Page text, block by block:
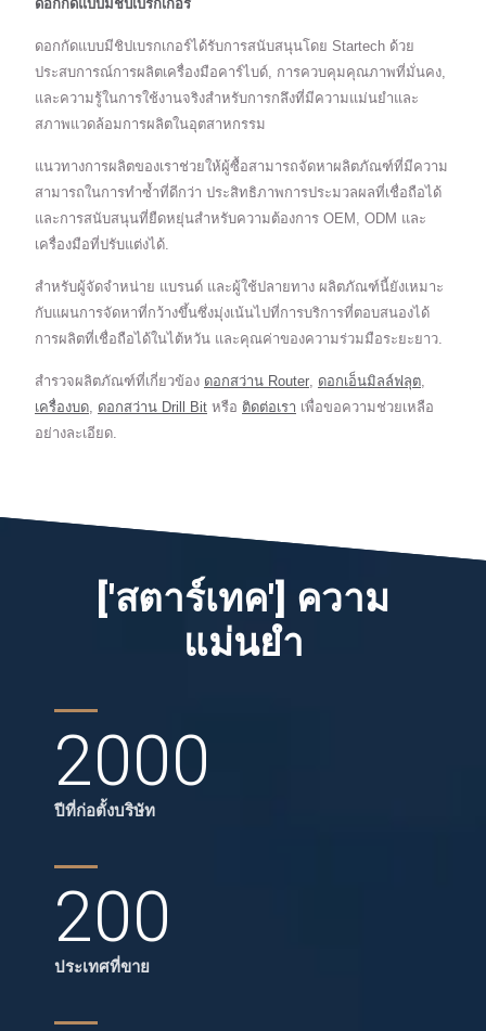
ดอกกัดแบบมีชิปเบรกเกอร์
ดอกกัดแบบมีชิปเบรกเกอร์ได้รับการสนับสนุนโดย Startech ด้วย
ประสบการณ์การผลิตเครื่องมือคาร์ไบด์, การควบคุมคุณภาพที่มั่นคง,
และความรู้ในการใช้งานจริงสำหรับการกลึงที่มีความแม่นยำและ
สภาพแวดล้อมการผลิตในอุตสาหกรรม
แนวทางการผลิตของเราช่วยให้ผู้ซื้อสามารถจัดหาผลิตภัณฑ์ที่มีความ
สามารถในการทำซ้ำที่ดีกว่า ประสิทธิภาพการประมวลผลที่เชื่อถือได้
และการสนับสนุนที่ยืดหยุ่นสำหรับความต้องการ OEM, ODM และ
เครื่องมือที่ปรับแต่งได้.
สำหรับผู้จัดจำหน่าย แบรนด์ และผู้ใช้ปลายทาง ผลิตภัณฑ์นี้ยังเหมาะ
กับแผนการจัดหาที่กว้างขึ้นซึ่งมุ่งเน้นไปที่การบริการที่ตอบสนองได้
การผลิตที่เชื่อถือได้ในไต้หวัน และคุณค่าของความร่วมมือระยะยาว.
สำรวจผลิตภัณฑ์ที่เกี่ยวข้อง ดอกสว่าน Router, ดอกเอ็นมิลล์ฟลุต,
เครื่องบด, ดอกสว่าน Drill Bit หรือ ติดต่อเรา เพื่อขอความช่วยเหลือ
อย่างละเอียด.
['สตาร์เทค'] ความ
แม่นยำ
2000
ปีที่ก่อตั้งบริษัท
200
ประเทศที่ขาย